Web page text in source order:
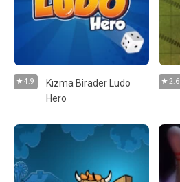
4.9
Kızma Birader Ludo
Hero
2.6